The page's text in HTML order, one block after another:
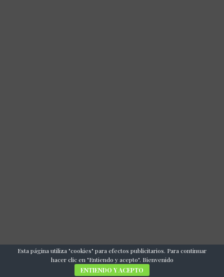
COMUNÍCATE CON NOSOTROS
Esta página utiliza "cookies" para efectos publicitarios. Para continuar
hacer clic en "Entiendo y acepto". Bienvenido
ENTIENDO Y ACEPTO